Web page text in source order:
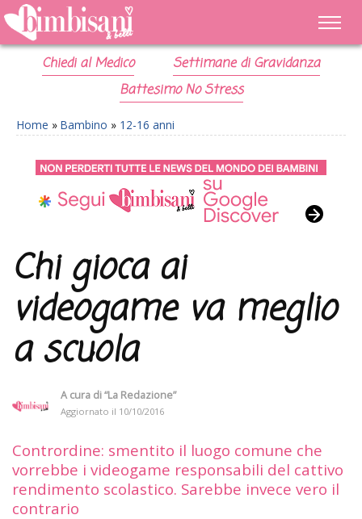
Chiedi al Medico
Settimane di Gravidanza
Battesimo No Stress
Home » Bambino » 12-16 anni
Chi gioca ai
videogame va meglio
a scuola
A cura di“La Redazione”
Aggiornato il 10/10/2016
Contrordine: smentito il luogo comune che
vorrebbe i videogame responsabili del cattivo
rendimento scolastico. Sarebbe invece vero il
contrario